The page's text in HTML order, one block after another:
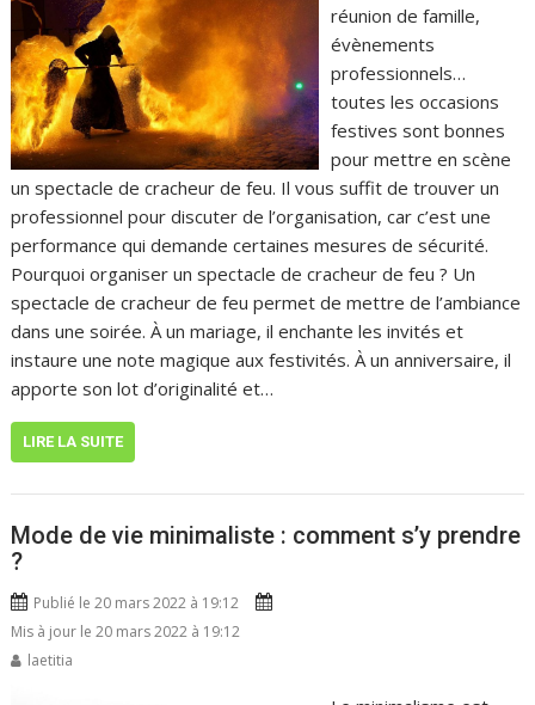
réunion de famille,
évènements
professionnels…
toutes les occasions
festives sont bonnes
pour mettre en scène
un spectacle de cracheur de feu. Il vous suffit de trouver un
professionnel pour discuter de l’organisation, car c’est une
performance qui demande certaines mesures de sécurité.
Pourquoi organiser un spectacle de cracheur de feu ? Un
spectacle de cracheur de feu permet de mettre de l’ambiance
dans une soirée. À un mariage, il enchante les invités et
instaure une note magique aux festivités. À un anniversaire, il
apporte son lot d’originalité et…
LIRE LA SUITE
Mode de vie minimaliste : comment s’y prendre
?
Publié le 20 mars 2022 à 19:12
Mis à jour le 20 mars 2022 à 19:12
laetitia